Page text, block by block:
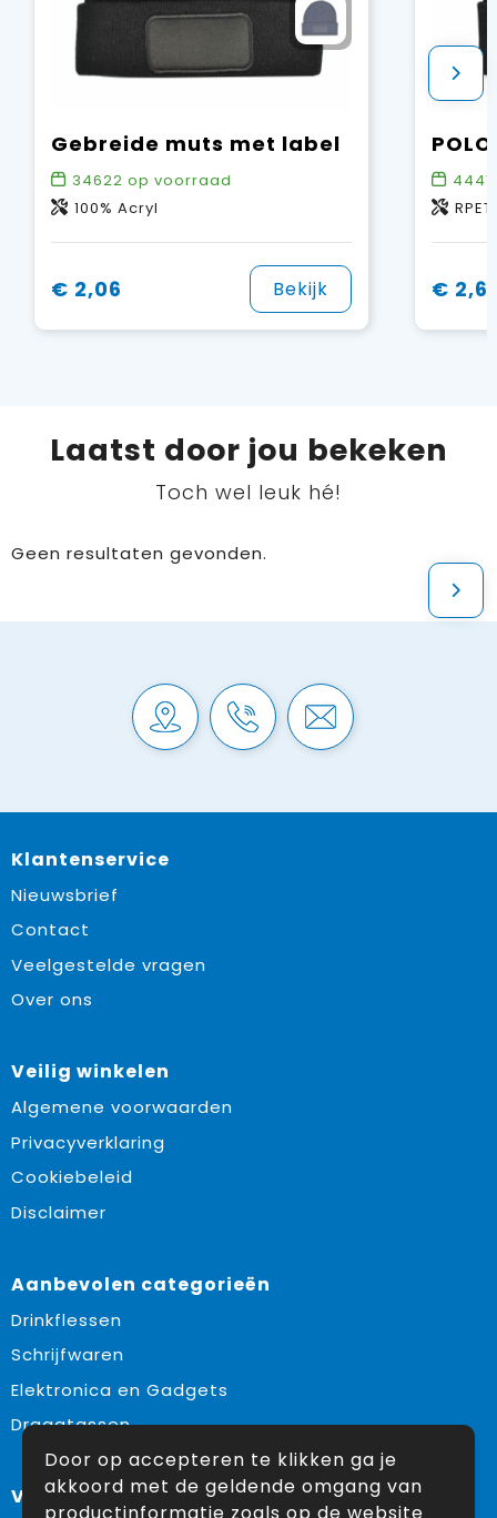
Gebreide muts met label
34622 op voorraad
100% Acryl
€ 2,06 Bekijk
RPET
€
Laatst door jou bekeken
Toch wel leuk hé!
Geen resultaten gevonden.
Klantenservice
Nieuwsbrief
Contact
Veelgestelde vragen
Over ons
Veilig winkelen
Algemene voorwaarden
Privacyverklaring
Cookiebeleid
Disclaimer
Aanbevolen categorieën
Drinkflessen
Schrijfwaren
Elektronica en Gadgets
Draagtassen
Volg ons op:
Door op accepteren te klikken ga je
akkoord met de geldende omgang van